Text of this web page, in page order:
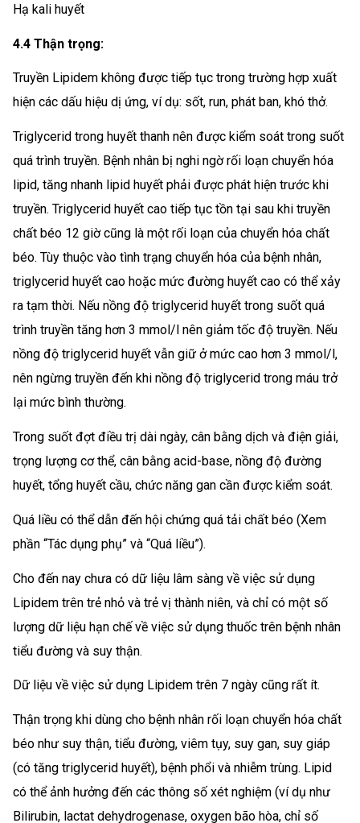
Hạ kali huyết
4.4 Thận trọng:
Truyền Lipidem không được tiếp tục trong trường hợp xuất
hiện các dấu hiệu dị ứng, ví dụ: sốt, run, phát ban, khó thở.
Triglycerid trong huyết thanh nên được kiểm soát trong suốt
quá trình truyền. Bệnh nhân bị nghi ngờ rối loạn chuyển hóa
lipid, tăng nhanh lipid huyết phải được phát hiện trước khi
truyền. Triglycerid huyết cao tiếp tục tồn tại sau khi truyền
chất béo 12 giờ cũng là một rối loạn của chuyển hóa chất
béo. Tùy thuộc vào tình trạng chuyển hóa của bệnh nhân,
triglycerid huyết cao hoặc mức đường huyết cao có thể xảy
ra tạm thời. Nếu nồng độ triglycerid huyết trong suốt quá
trình truyền tăng hơn 3 mmol/l nên giảm tốc độ truyền. Nếu
nồng độ triglycerid huyết vẫn giữ ở mức cao hơn 3 mmol/l,
nên ngừng truyền đến khi nồng độ triglycerid trong máu trở
lại mức bình thường.
Trong suốt đợt điều trị dài ngày, cân bằng dịch và điện giải,
trọng lượng cơ thể, cân bằng acid-base, nồng độ đường
huyết, tổng huyết cầu, chức năng gan cần được kiểm soát.
Quá liều có thể dẫn đến hội chứng quá tải chất béo (Xem
phần “Tác dụng phụ” và “Quá liều”).
Cho đến nay chưa có dữ liệu lâm sàng về việc sử dụng
Lipidem trên trẻ nhỏ và trẻ vị thành niên, và chỉ có một số
lượng dữ liệu hạn chế về việc sử dụng thuốc trên bệnh nhân
tiểu đường và suy thận.
Dữ liệu về việc sử dụng Lipidem trên 7 ngày cũng rất ít.
Thận trọng khi dùng cho bệnh nhân rối loạn chuyển hóa chất
béo như suy thận, tiểu đường, viêm tụy, suy gan, suy giáp
(có tăng triglycerid huyết), bệnh phổi và nhiễm trùng. Lipid
có thể ảnh hưởng đến các thông số xét nghiệm (ví dụ như
Bilirubin, lactat dehydrogenase, oxygen bão hòa, chỉ số